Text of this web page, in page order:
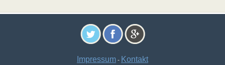
Impressum - Kontakt